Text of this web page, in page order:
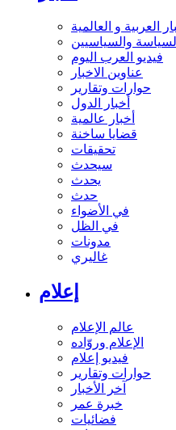
العربية و العالمية
السياسة والسياسيين
فيديو العرب اليوم
عناوين الاخبار
حوارات وتقارير
أخبار الدول
أخبار عالمية
قضايا ساخنة
تحقيقات
سيحدث
يحدث
حدث
في الأضواء
في الظل
مدونات
غاليري
إعلام
عالم الإعلام
الإعلام وروّاده
فيديو إعلام
حوارات وتقارير
آخر الأخبار
خبرة عمر
فضائيات